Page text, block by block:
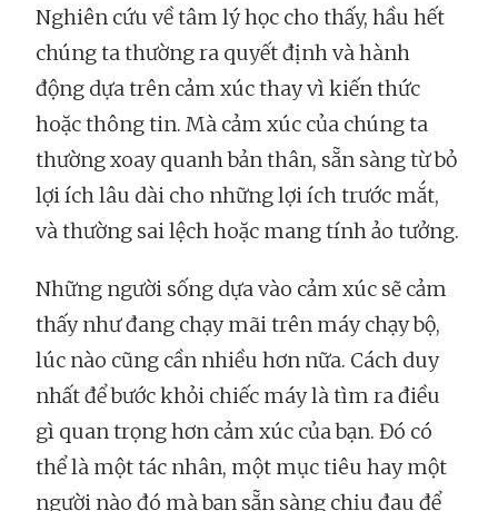
Nghiên cứu về tâm lý học cho thấy, hầu hết
chúng ta thường ra quyết định và hành
động dựa trên cảm xúc thay vì kiến thức
hoặc thông tin. Mà cảm xúc của chúng ta
thường xoay quanh bản thân, sẵn sàng từ bỏ
lợi ích lâu dài cho những lợi ích trước mắt,
và thường sai lệch hoặc mang tính ảo tưởng.
Những người sống dựa vào cảm xúc sẽ cảm
thấy như đang chạy mãi trên máy chạy bộ,
lúc nào cũng cần nhiều hơn nữa. Cách duy
nhất để bước khỏi chiếc máy là tìm ra điều
gì quan trọng hơn cảm xúc của bạn. Đó có
thể là một tác nhân, một mục tiêu hay một
người nào đó mà bạn sẵn sàng chịu đau để